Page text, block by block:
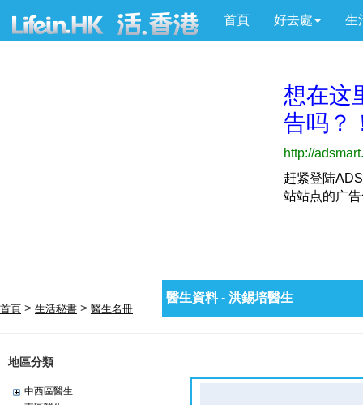
首頁 好去處 生
首頁 > 生活秘書 > 醫生名冊
地區分類
中西區醫生
醫生資料 - 洪錫培醫生